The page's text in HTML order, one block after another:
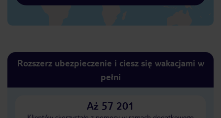
Rozszerz ubezpieczenie i ciesz się wakacjami w
pełni
Aż 57 201